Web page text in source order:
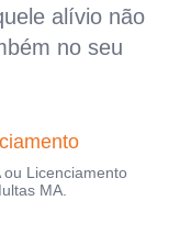
alívio não
no seu
ou Licenciamento
MA.